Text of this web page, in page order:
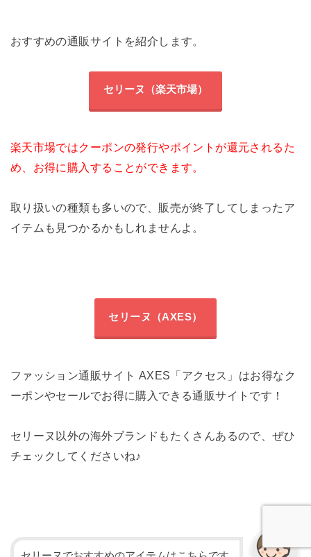
おすすめの通販サイトを紹介します。
セリーヌ（楽天市場）
楽天市場ではクーポンの発行やポイントが還元されるた
め、お得に購入することができます。
取り扱いの種類も多いので、販売が終了してしまったア
イテムも見つかるかもしれませんよ。
セリーヌ（AXES）
ファッション通販サイト AXES「アクセス」はお得なク
ーポンやセールでお得に購入できる通販サイトです！
セリーヌ以外の海外ブランドもたくさんあるので、ぜひ
チェックしてくださいね♪